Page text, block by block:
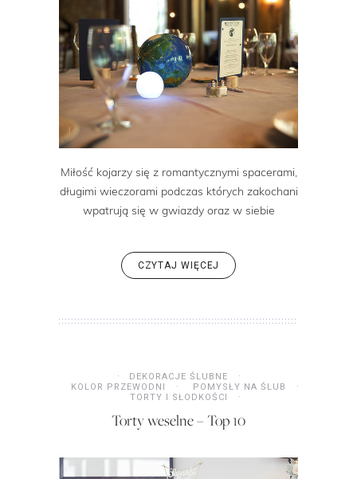
Miłość kojarzy się z romantycznymi spacerami,
długimi wieczorami podczas których zakochani
wpatrują się w gwiazdy oraz w siebie
CZYTAJ WIĘCEJ
DEKORACJE ŚLUBNE
KOLOR PRZEWODNI
POMYSŁY NA ŚLUB
TORTY I SŁODKOŚCI
Torty weselne – Top 10